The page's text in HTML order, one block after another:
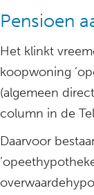
Pensioen
Het klinkt
koopwoning
(algemeen
column in de
Daarvoor